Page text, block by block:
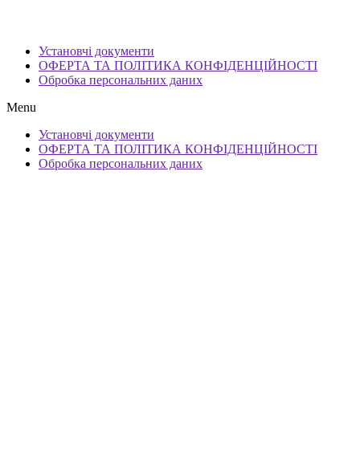
Установчі документи
ОФЕРТА ТА ПОЛІТИКА КОНФІДЕНЦІЙНОСТІ
Обробка персональних даних
Menu
Установчі документи
ОФЕРТА ТА ПОЛІТИКА КОНФІДЕНЦІЙНОСТІ
Обробка персональних даних